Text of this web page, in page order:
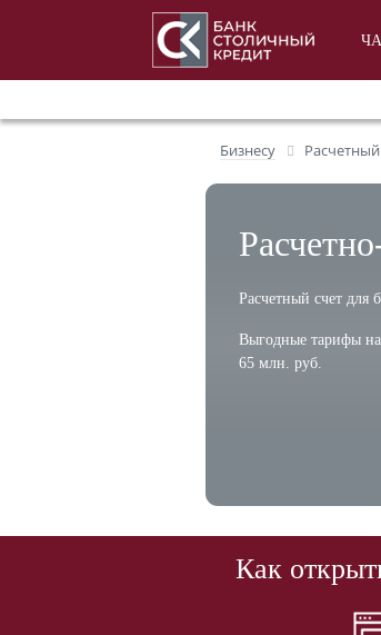
Бизнесу
Расчетный счет для
Выгодные тарифы на
65 млн. руб.
Как